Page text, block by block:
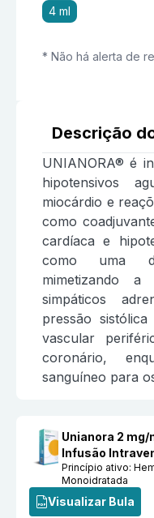
4 ml
* Não há alerta de
Descrição
UNIANORA® é
hipotensivos
miocárdio e
como
cardíaca e
como uma
mimetizando a
simpáticos
pressão
vascular
coronário,
sanguíneo para
Unianora 2
Infusão
Princípio ativo:
Monoidratada
Visualizar Bula